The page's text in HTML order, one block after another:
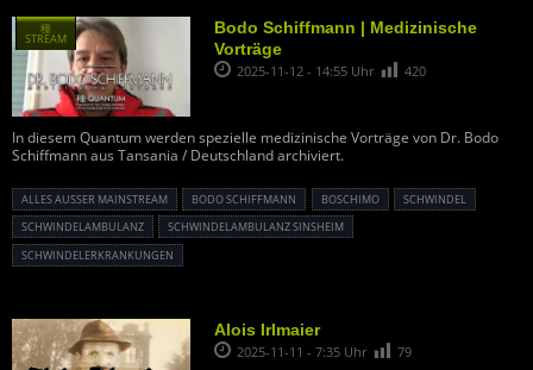
Bodo Schiffmann | Medizinische
Vorträge
2025-11-12 - 14:55 Uhr 420
In diesem Quantum werden spezielle medizinische Vorträge von Dr. Bodo
Schiffmann aus Tansania / Deutschland archiviert.
ALLES AUSSER MAINSTREAM BODO SCHIFFMANN BOSCHIMO
SCHWINDEL
SCHWINDELAMBULANZ
SCHWINDELAMBULANZ SINSHEIM
SCHWINDELERKRANKUNGEN
種
STREAM
Alois Irlmaier
2025-11-11 - 7:35 Uhr 79